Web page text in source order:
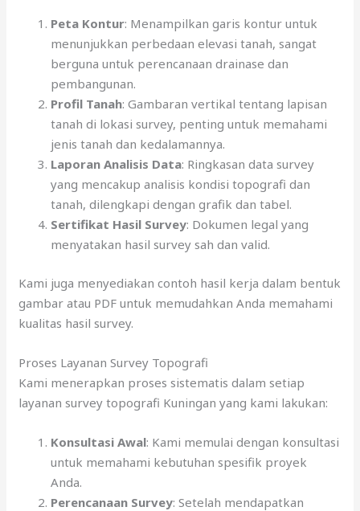
Peta Kontur: Menampilkan garis kontur untuk
menunjukkan perbedaan elevasi tanah, sangat
berguna untuk perencanaan drainase dan
pembangunan.
Profil Tanah: Gambaran vertikal tentang lapisan
tanah di lokasi survey, penting untuk memahami
jenis tanah dan kedalamannya.
Laporan Analisis Data: Ringkasan data survey
yang mencakup analisis kondisi topografi dan
tanah, dilengkapi dengan grafik dan tabel.
Sertifikat Hasil Survey: Dokumen legal yang
menyatakan hasil survey sah dan valid.
Kami juga menyediakan contoh hasil kerja dalam bentuk
gambar atau PDF untuk memudahkan Anda memahami
kualitas hasil survey.
Proses Layanan Survey Topografi
Kami menerapkan proses sistematis dalam setiap
layanan survey topografi Kuningan yang kami lakukan:
Konsultasi Awal: Kami memulai dengan konsultasi
untuk memahami kebutuhan spesifik proyek
Anda.
Perencanaan Survey: Setelah mendapatkan